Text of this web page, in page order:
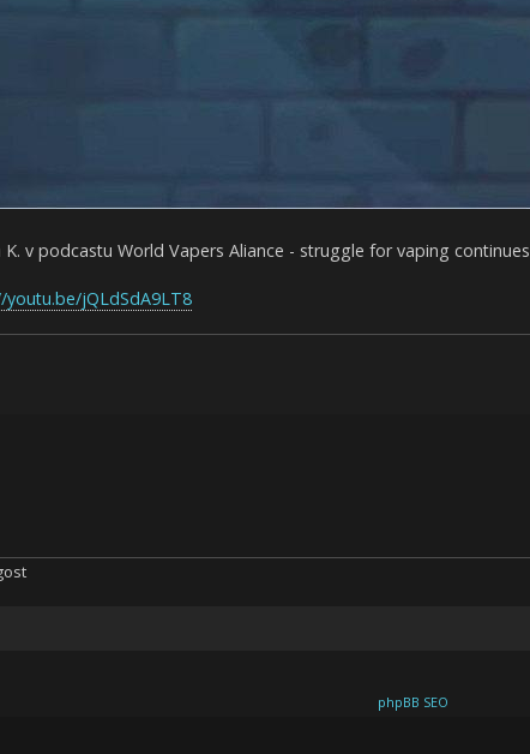
K. v podcastu World Vapers Aliance - struggle for vaping continues
youtu.be/jQLdSdA9LT8
phpBB SEO